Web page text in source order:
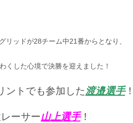
ッドが28チーム中21番からとなり、
くした心境で決勝を迎えました！
ントでも参加した渡邉選手！
ーサー山上選手！